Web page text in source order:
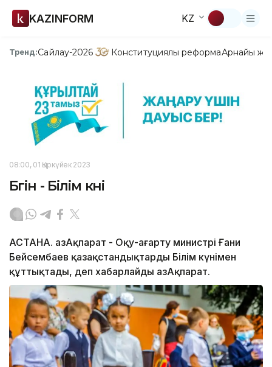
KAZINFORM KZ
Тренд:Сайлау-2026 Конституциялық реформаАрнайы
08:00, 01 Қыркүйек 2023
Бүгін - Білім күні
АСТАНА. ҚазАқпарат - Оқу-ағарту министрі Ғани
Бейсембаев қазақстандықтарды Білім күнімен
құттықтады, деп хабарлайды ҚазАқпарат.